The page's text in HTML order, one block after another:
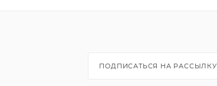
ПОДПИСАТЬСЯ НА РАССЫЛКУ